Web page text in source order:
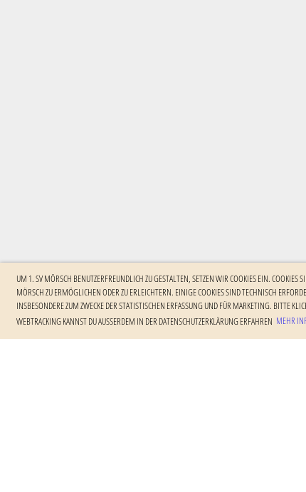
UM 1. SV MÖRSCH BENUTZERFREUNDLICH ZU GESTALTEN, SETZEN WIR COOKIES EIN.
MÖRSCH ZU ERMÖGLICHEN ODER ZU ERLEICHTERN. EINIGE COOKIES SIND TECHNISCH
NSBESONDERE ZUM ZWECKE DER STATISTISCHEN ERFASSUNG UND FÜR MARKETING. BITTE
EBTRACKING KANNST DU AUSSERDEM IN DER DATENSCHUTZERKLÄRUNG ERFAHREN
MEHR